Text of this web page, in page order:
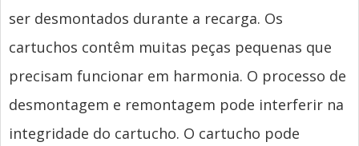
ser desmontados durante a recarga. Os
cartuchos contêm muitas peças pequenas que
precisam funcionar em harmonia. O processo de
desmontagem e remontagem pode interferir na
integridade do cartucho. O cartucho pode